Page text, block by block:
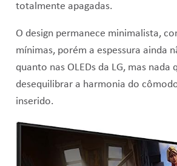
totalmente apagadas.
O design permanece minimalista,
mínimas, porém a espessura ainda
quanto nas OLEDs da LG, mas nada
desequilibrar a harmonia do
inserido.